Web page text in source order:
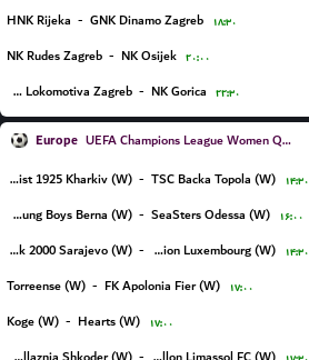
HNK Rijeka - GNK Dinamo Zagreb ۱۸:۳۰
NK Rudes Zagreb - NK Osijek ۲۰:۰۰
NK Lokomotiva Zagreb - NK Gorica ۲۲:۳۰
Europe UEFA Champions League Women Qualification
Metalist 1925 Kharkiv (W) - TSC Backa Topola (W) ۱۴:۳۰
BSC Young Boys Berna (W) - SeaSters Odessa (W) ۱۶:۰۰
ZNK Sfk 2000 Sarajevo (W) - Racing FC Union Luxembourg (W) ۱۴:۳۰
Torreense (W) - FK Apolonia Fier (W) ۱۷:۰۰
Koge (W) - Hearts (W) ۱۷:۰۰